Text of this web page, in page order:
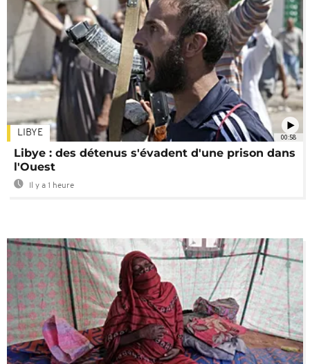
00:58
LIBYE
Libye : des détenus s'évadent d'une prison dans
l'Ouest
Il y a 1 heure